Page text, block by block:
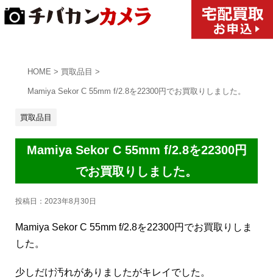
HOME > 買取品目 >
Mamiya Sekor C 55mm f/2.8を22300円でお買取りしました。
買取品目
Mamiya Sekor C 55mm f/2.8を22300円
でお買取りしました。
投稿日： 2023年8月30日
Mamiya Sekor C 55mm f/2.8を22300円でお買取りしま
した。
少しだけ汚れがありましたがキレイでした。